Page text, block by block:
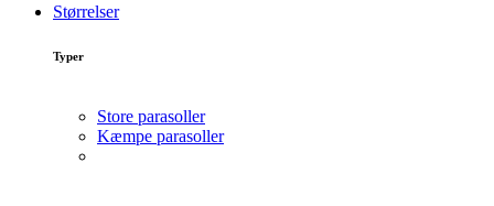
Størrelser
Typer
Store parasoller
Kæmpe parasoller